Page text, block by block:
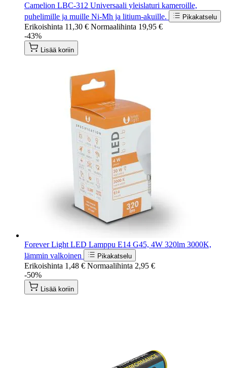
Camelion LBC-312 Universaali yleislaturi kameroille,
puhelimille ja muille Ni-Mh ja litium-akuille.
Pikakatselu
Erikoishinta 11,30 € Normaalihinta 19,95 €
-43%
Lisää koriin
Forever Light LED Lamppu E14 G45, 4W 320lm 3000K,
lämmin valkoinen
Pikakatselu
Erikoishinta 1,48 € Normaalihinta 2,95 €
-50%
Lisää koriin